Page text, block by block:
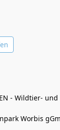
- Wildtier- und
Worbis